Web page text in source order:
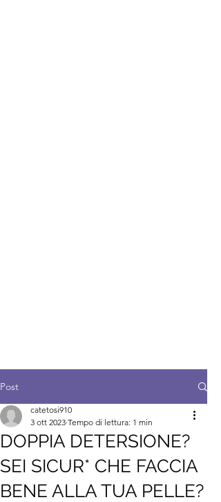
Post
DOPPIA DETERSIONE?
SEI SICUR* CHE FACCIA
BENE ALLA TUA PELLE?
catetosi910
3 ott 2023 Tempo di lettura: 1 min